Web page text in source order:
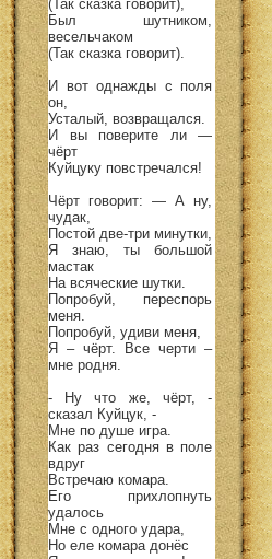
(Так сказка говорит),
Был шутником,
весельчаком
(Так сказка говорит).
И вот однажды с поля
он,
Усталый, возвращался.
И вы поверите ли —
чёрт
Куйцуку повстречался!
Чёрт говорит: — А ну,
чудак,
Постой две-три минутки,
Я знаю, ты большой
мастак
На всяческие шутки.
Попробуй, переспорь
меня.
Попробуй, удиви меня,
Я – чёрт. Все черти –
мне родня.
- Ну что же, чёрт, -
сказал Куйцук, -
Мне по душе игра.
Как раз сегодня в поле
вдруг
Встречаю комара.
Его прихлопнуть
удалось
Мне с одного удара,
Но еле комара донёс